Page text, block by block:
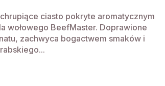
ciasto pokryte aromatycznym
wołowego BeefMaster. Doprawione
zachwyca bogactwem smaków i